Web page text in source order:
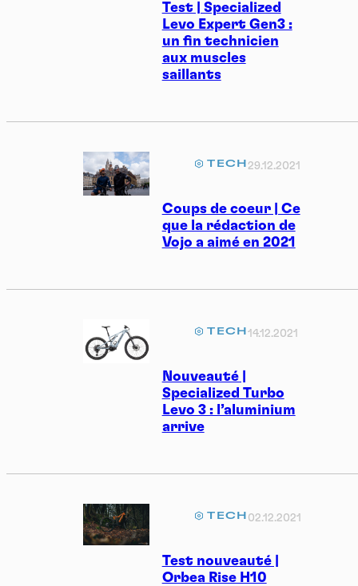
Test | Specialized
Levo Expert Gen3 :
un fin technicien
aux muscles
saillants
Coups de coeur | Ce
que la rédaction de
Vojo a aimé en 2021
TECH 29.12.2021
Nouveauté |
Specialized Turbo
Levo 3 : l’aluminium
arrive
TECH14.12.2021
Test nouveauté |
Orbea Rise H10
TECH 02.12.2021